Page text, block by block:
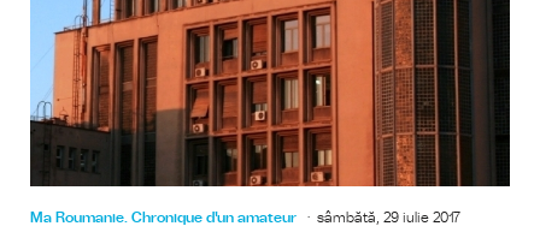
Ma Roumanie. Chronique d'un amateur sâmbătă, 29 iulie 2017